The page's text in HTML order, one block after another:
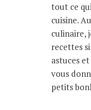
tout ce
cuisine.
culinaire,
recettes
astuces
vous
petits